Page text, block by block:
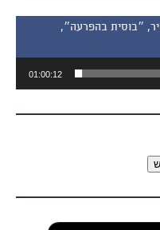
אופיר, ״בוסית בהפרעה״,
01:00:12